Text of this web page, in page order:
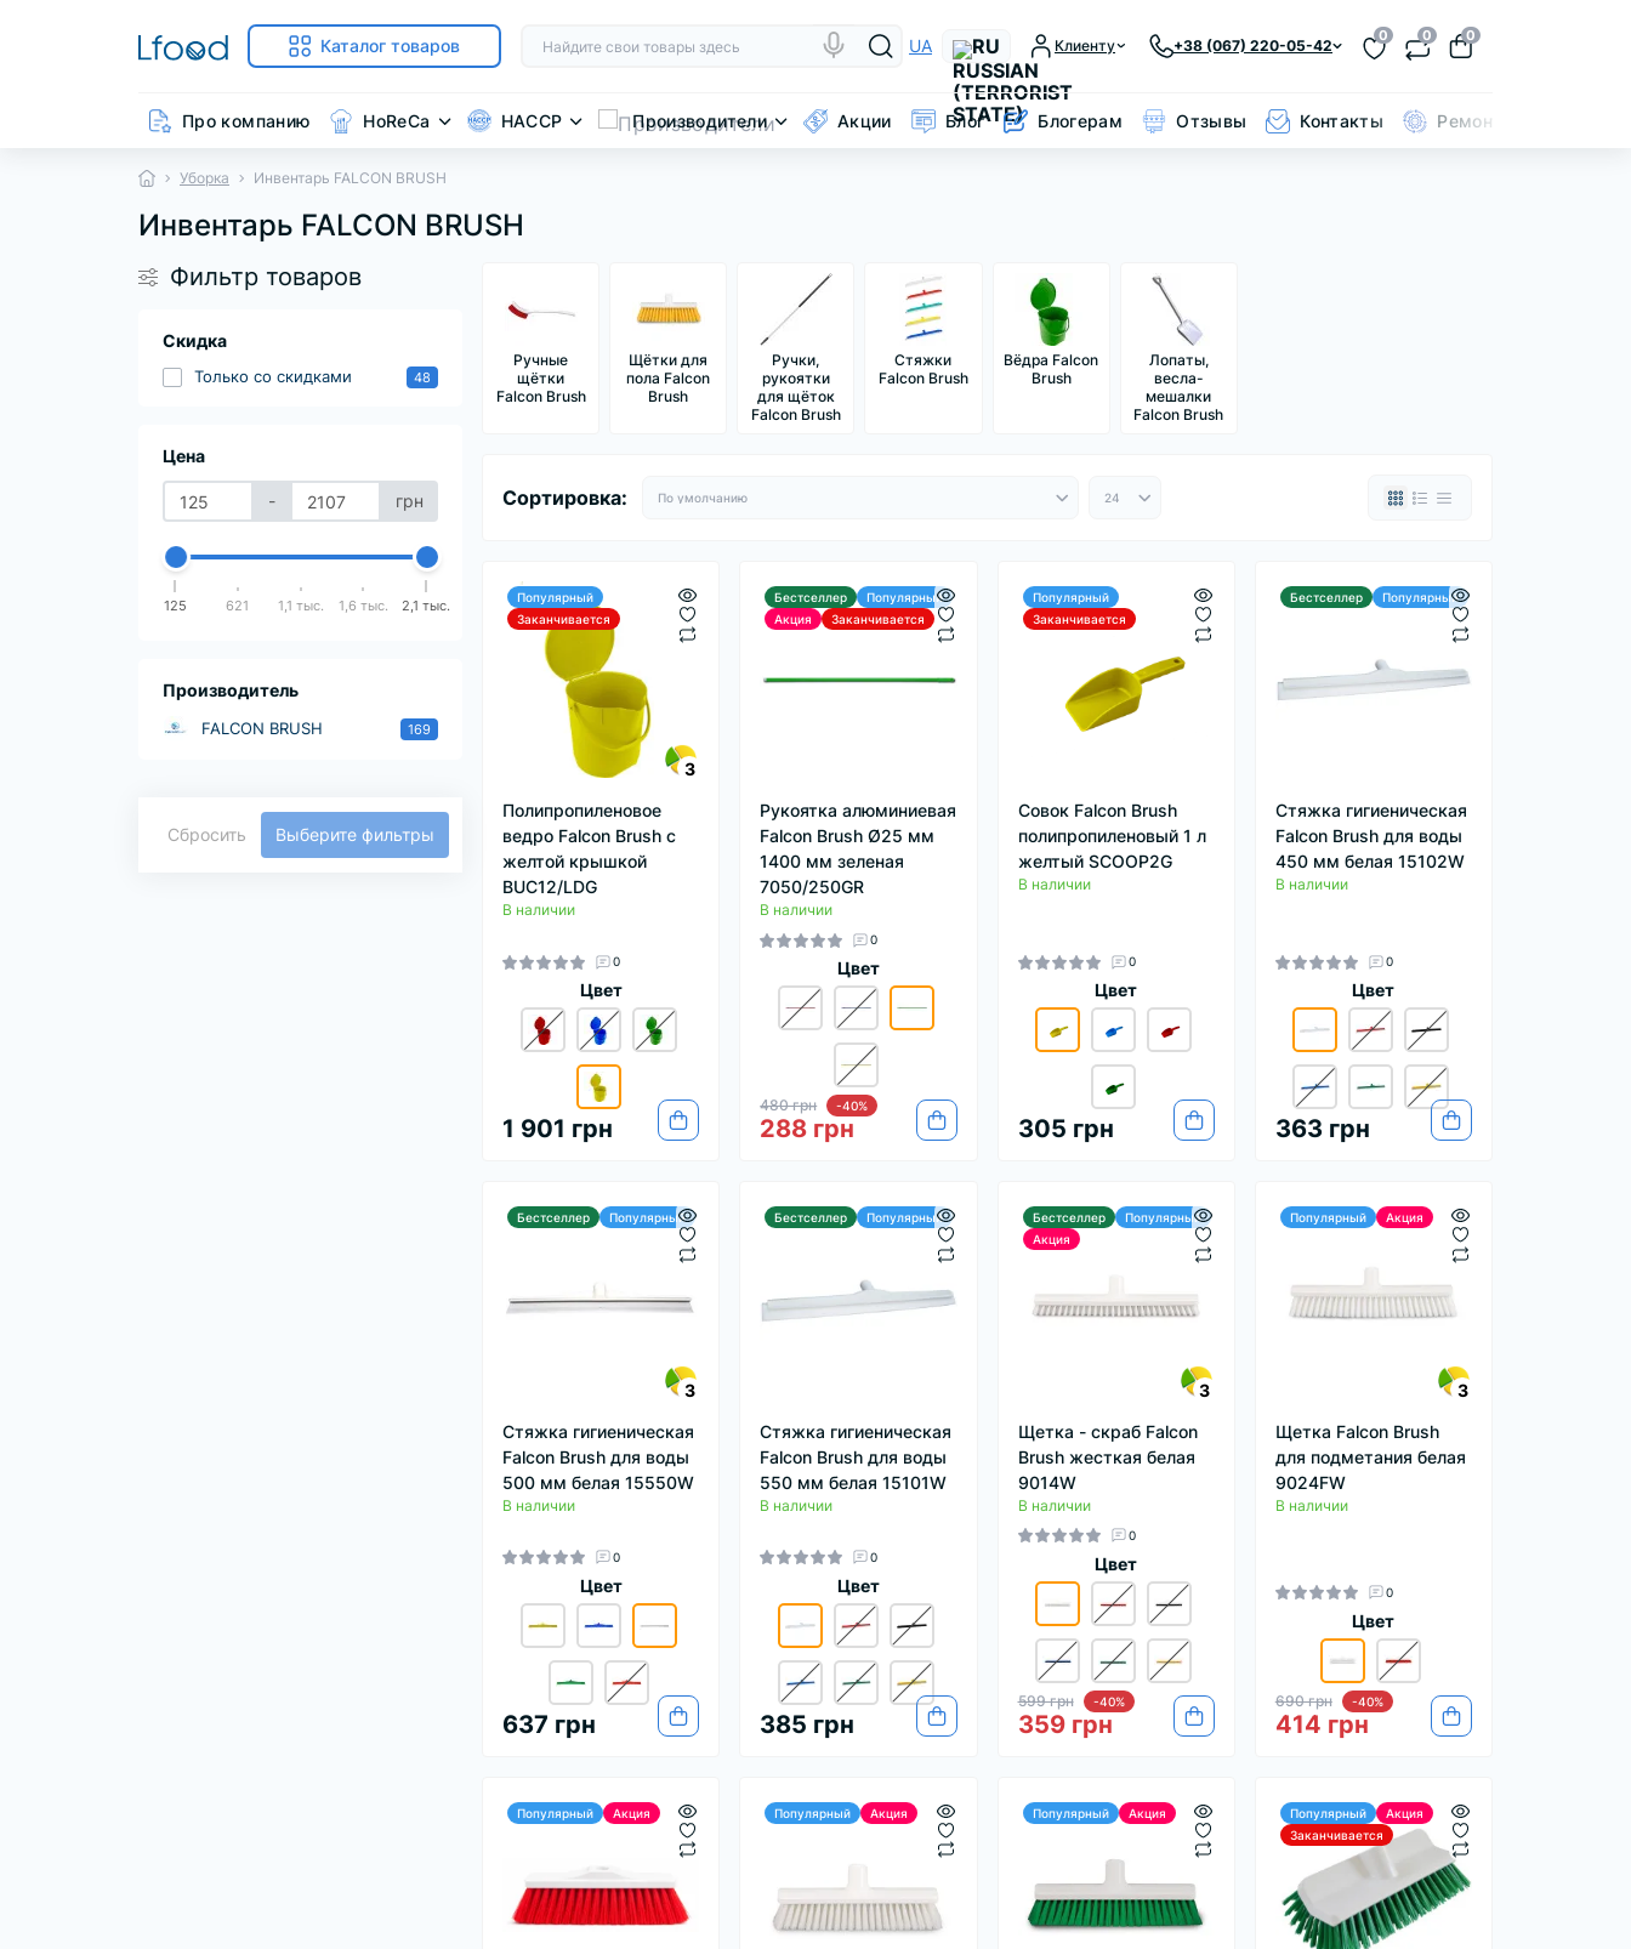
Каталог товаров UA RU Клиенту +38 (067) 220-05-42
0 0 0
Про компанию HoReCa HACCP Производители Акции Блог Блогерам Отзывы Контакты Ремонт кольчуги
Уборка Инвентарь FALCON BRUSH
Инвентарь FALCON BRUSH
Фильтр товаров
Скидка
Только со cкидками 48
Цена
- грн
125 621 1,1 тыс. 1,6 тыс. 2,1 тыс.
Производитель
FALCON BRUSH 169
Сбросить Выберите фильтры
Ручные
щётки
Falcon Brush
Щётки для
пола Falcon
Brush
Ручки,
рукоятки
для щёток
Falcon Brush
Стяжки
Falcon Brush
Вёдра Falcon
Brush
Лопаты,
весла-
мешалки
Falcon Brush
Сортировка:
Популярный
Заканчивается
3
Полипропиленовое
ведро Falcon Brush с
желтой крышкой
BUC12/LDG
В наличии
0
Цвет
1 901 грн
Бестселлер
Популярный
Акция
Заканчивается
Рукоятка алюминиевая
Falcon Brush Ø25 мм
1400 мм зеленая
7050/250GR
В наличии
0
Цвет
480 грн -40%
288 грн
Популярный
Заканчивается
Совок Falcon Brush
полипропиленовый 1 л
желтый SCOOP2G
В наличии
0
Цвет
305 грн
Бестселлер Популярный
Стяжка гигиеническая
Falcon Brush для воды
450 мм белая 15102W
В наличии
0
Цвет
363 грн
Бестселлер Популярный
3
Стяжка гигиеническая
Falcon Brush для воды
500 мм белая 15550W
В наличии
0
Цвет
637 грн
Бестселлер Популярный
Стяжка гигиеническая
Falcon Brush для воды
550 мм белая 15101W
В наличии
0
Цвет
385 грн
Бестселлер
Популярный
Акция
3
Щетка - скраб Falcon
Brush жесткая белая
9014W
В наличии
0
Цвет
599 грн -40%
359 грн
Популярный Акция
3
Щетка Falcon Brush
для подметания белая
9024FW
В наличии
0
Цвет
690 грн -40%
414 грн
Популярный Акция Популярный Акция Популярный Акция Популярный
Акция
Заканчивается